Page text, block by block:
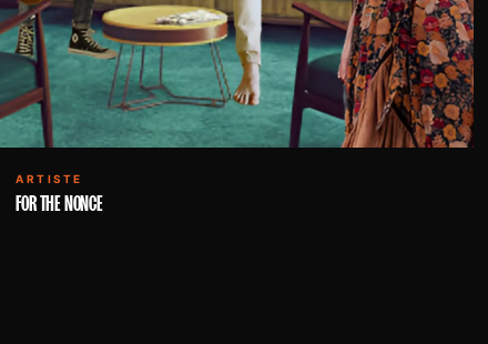
ARTISTE
FOR THE NONCE